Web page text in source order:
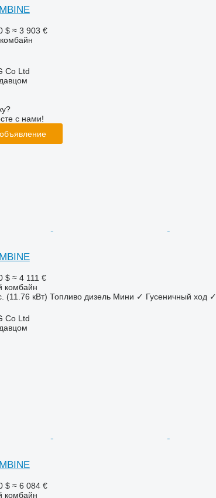
$ ≈ 3 903 €
Co Ltd
с нами!
$ ≈ 4 111 €
комбайн
(11.76 кВт) Топливо дизель Мини ✓ Гусеничный ход ✓
Co Ltd
$ ≈ 6 084 €
комбайн